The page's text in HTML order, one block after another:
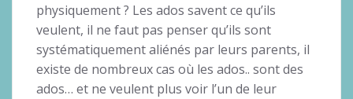
physiquement ? Les ados savent ce qu’ils
veulent, il ne faut pas penser qu’ils sont
systématiquement aliénés par leurs parents, il
existe de nombreux cas où les ados.. sont des
ados… et ne veulent plus voir l’un de leur